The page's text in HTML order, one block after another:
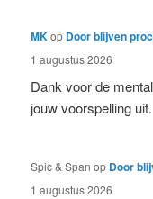
MKop Door blijven
1 augustus 2026
Dank voor de
jouw voorspelling uit.
Spic & Span op Door
1 augustus 2026